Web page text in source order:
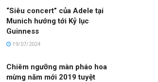
“Siêu concert” của Adele tại
Munich hướng tới Kỷ lục
Guinness
19/07/2024
Chiêm ngưỡng màn pháo hoa
mừng năm mới 2019 tuyệt